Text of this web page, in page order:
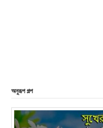
অনুরূপ গল্প